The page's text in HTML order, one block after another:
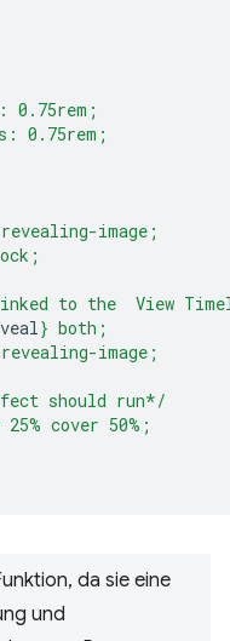
0.75rem;
0.75rem;
image;
to the  View
} both;
image;
should run*/
25% cover 50%;
da sie eine
und